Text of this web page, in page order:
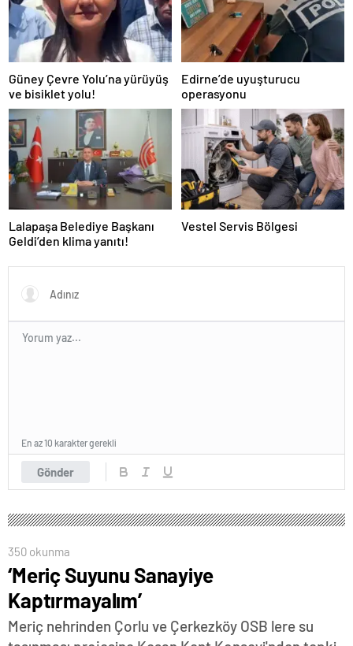
Güney Çevre Yolu’na yürüyüş
ve bisiklet yolu!
Edirne’de uyuşturucu
operasyonu
Lalapaşa Belediye Başkanı
Geldi’den klima yanıtı!
Vestel Servis Bölgesi
Gönder
En az 10 karakter gerekli
350 okunma
‘Meriç Suyunu Sanayiye
Kaptırmayalım’
Meriç nehrinden Çorlu ve Çerkezköy OSB lere su